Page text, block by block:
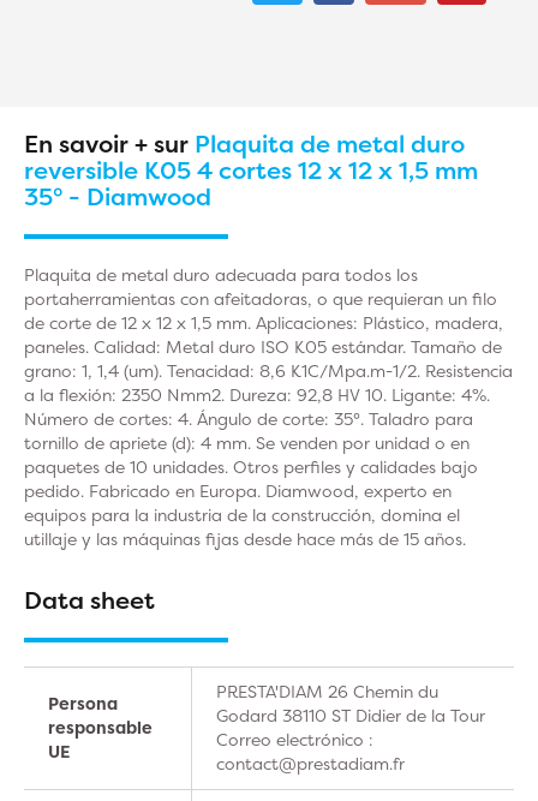
En savoir + sur Plaquita de metal duro
reversible K05 4 cortes 12 x 12 x 1,5 mm
35° - Diamwood
Plaquita de metal duro adecuada para todos los
portaherramientas con afeitadoras, o que requieran un filo
de corte de 12 x 12 x 1,5 mm. Aplicaciones: Plástico, madera,
paneles. Calidad: Metal duro ISO K05 estándar. Tamaño de
grano: 1, 1,4 (um). Tenacidad: 8,6 K1C/Mpa.m-1/2. Resistencia
a la flexión: 2350 Nmm2. Dureza: 92,8 HV 10. Ligante: 4%.
Número de cortes: 4. Ángulo de corte: 35°. Taladro para
tornillo de apriete (d): 4 mm. Se venden por unidad o en
paquetes de 10 unidades. Otros perfiles y calidades bajo
pedido. Fabricado en Europa. Diamwood, experto en
equipos para la industria de la construcción, domina el
utillaje y las máquinas fijas desde hace más de 15 años.
Data sheet
Persona
responsable
UE
PRESTA'DIAM 26 Chemin du
Godard 38110 ST Didier de la Tour
Correo electrónico :
contact@prestadiam.fr